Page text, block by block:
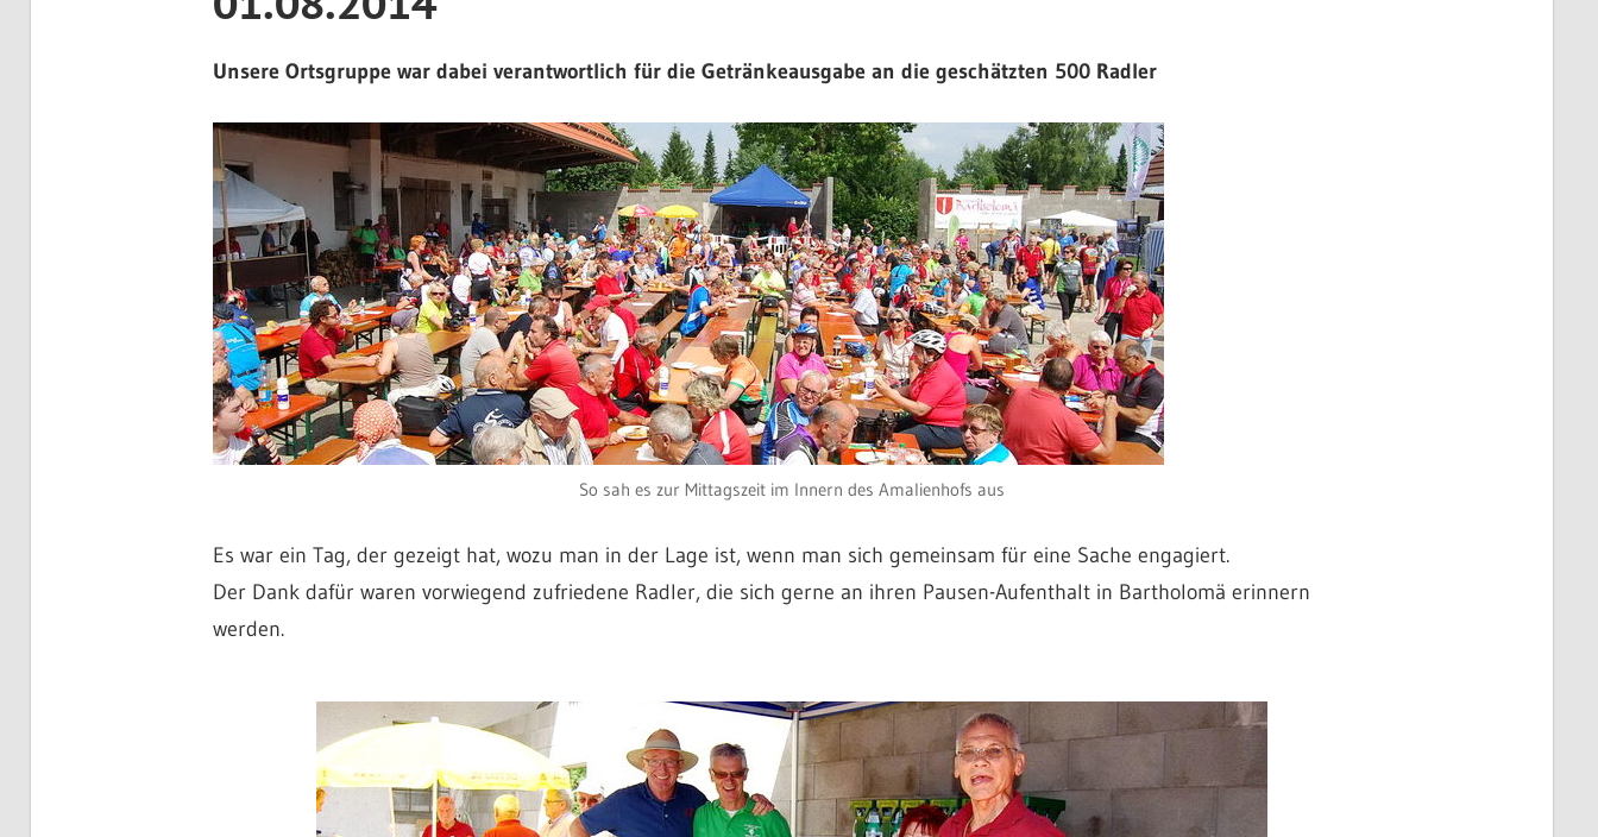
Unsere Ortsgruppe war dabei verantwortlich für die Getränkeausgabe an die geschätzten 500 Radler
So sah es zur Mittagszeit im Innern des Amalienhofs aus
Es war ein Tag, der gezeigt hat, wozu man in der Lage ist, wenn man sich gemeinsam für eine Sache engagiert.
Der Dank dafür waren vorwiegend zufriedene Radler, die sich gerne an ihren Pausen-Aufenthalt in Bartholomä erinnern
werden.